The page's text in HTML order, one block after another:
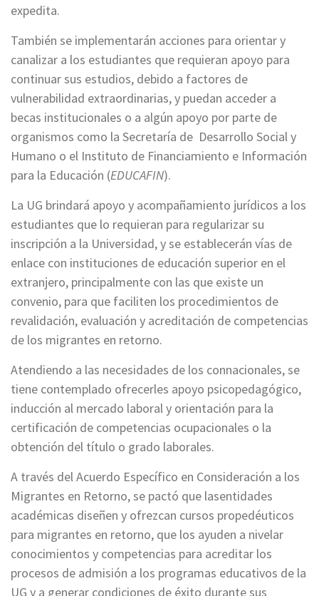
expedita.
También se implementarán acciones para orientar y
canalizar a los estudiantes que requieran apoyo para
continuar sus estudios, debido a factores de
vulnerabilidad extraordinarias, y puedan acceder a
becas institucionales o a algún apoyo por parte de
organismos como la Secretaría de Desarrollo Social y
Humano o el Instituto de Financiamiento e Información
para la Educación (EDUCAFIN).
La UG brindará apoyo y acompañamiento jurídicos a los
estudiantes que lo requieran para regularizar su
inscripción a la Universidad, y se establecerán vías de
enlace con instituciones de educación superior en el
extranjero, principalmente con las que existe un
convenio, para que faciliten los procedimientos de
revalidación, evaluación y acreditación de competencias
de los migrantes en retorno.
Atendiendo a las necesidades de los connacionales, se
tiene contemplado ofrecerles apoyo psicopedagógico,
inducción al mercado laboral y orientación para la
certificación de competencias ocupacionales o la
obtención del título o grado laborales.
A través del Acuerdo Específico en Consideración a los
Migrantes en Retorno, se pactó que lasentidades
académicas diseñen y ofrezcan cursos propedéuticos
para migrantes en retorno, que los ayuden a nivelar
conocimientos y competencias para acreditar los
procesos de admisión a los programas educativos de la
UG y a generar condiciones de éxito durante sus